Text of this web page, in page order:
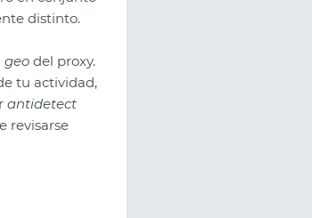
distinto.
geo del proxy.
tu actividad,
antidetect
revisarse